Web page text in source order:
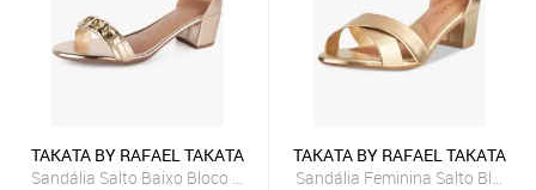
TAKATA BY RAFAEL TAKATA
Sandália Salto Baixo Bloco Grosso Festa Corrente Metal Takata
TAKATA BY RAFAEL TAKATA
Sandália Feminina Salto Bloco